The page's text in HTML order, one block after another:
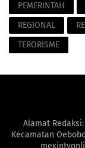
PEMERINTAH
REGIONAL
TERORISME
Alamat Redaksi:
Kecamatan